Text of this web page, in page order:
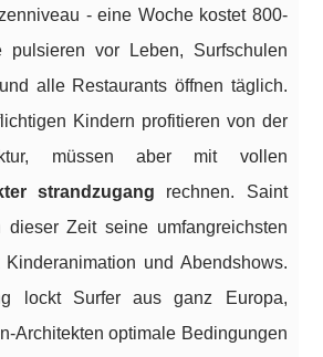
- eine Woche kostet 800-
pulsieren vor Leben, Surfschulen
alle Restaurants öffnen täglich.
Kindern profitieren von der
müssen aber mit vollen
strandzugang rechnen. Saint
dieser Zeit seine umfangreichsten
und Abendshows.
lockt Surfer aus ganz Europa,
Architekten optimale Bedingungen